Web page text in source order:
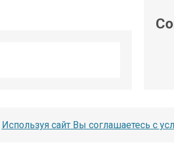
Используя сайт Вы соглашаетесь с